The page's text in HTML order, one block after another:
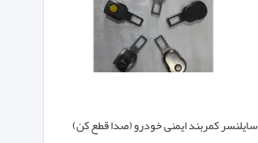
سایلنسر کمربند ایمنی خودرو (صدا قطع کن)